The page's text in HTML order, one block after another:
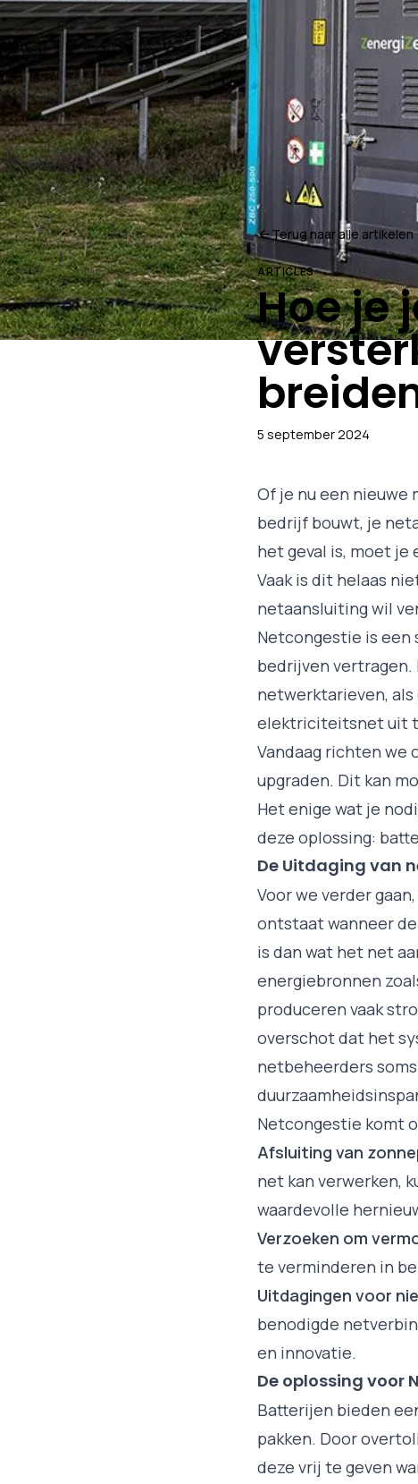
Terug naar alle artikelen
ARTICLES
Hoe je
5 september 2024
Of je nu een
bedrijf bouwt, je
het geval is, moet je
Vaak is dit helaas
netaansluiting wil
Netcongestie is een
bedrijven vertragen.
netwerktarieven,
elektriciteitsnet uit
Vandaag richten we
upgraden. Dit kan
Het enige wat je
deze oplossing:
De Uitdaging van
Voor we verder
ontstaat wanneer
is dan wat het net
energiebronnen
produceren vaak
overschot dat het
netbeheerders
Netcongestie komt
Afsluiting van
net kan verwerken,
waardevolle
Verzoeken om
te verminderen in
Uitdagingen voor
benodigde
en innovatie.
De oplossing voor
Batterijen bieden
pakken. Door
deze vrij te geven